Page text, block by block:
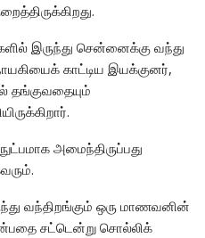
இருந்து சென்னைக்கு வந்து
காட்டிய இயக்குனர்,
தங்குவதையும்
அமைந்திருப்பது
வந்திறங்கும் ஒரு மாணவனின்
சட்டென்று சொல்லிக்